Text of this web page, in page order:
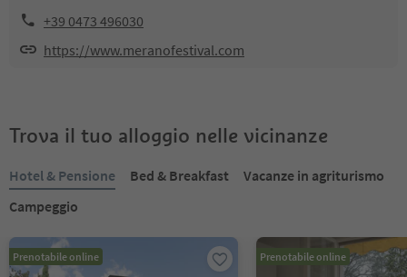
+39 0473 496030
https://www.meranofestival.com
Trova il tuo alloggio nelle vicinanze
Hotel & Pensione Bed & Breakfast
Vacanze in agriturismo
Campeggio
Prenotabile online Prenotabile online